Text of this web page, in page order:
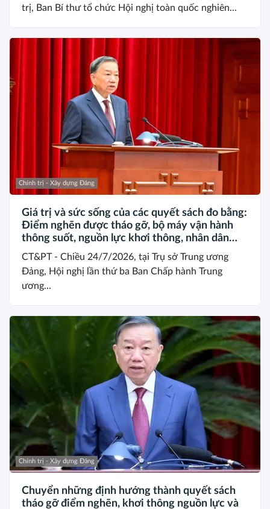
trị, Ban Bí thư tổ chức Hội nghị toàn quốc nghiên...
Chính trị - Xây dựng Đảng
Giá trị và sức sống của các quyết sách đo bằng:
Điểm nghẽn được tháo gỡ, bộ máy vận hành
thông suốt, nguồn lực khơi thông, nhân dân
được thụ hưởng thiết thực hơn*
CT&PT - Chiều 24/7/2026, tại Trụ sở Trung ương
Đảng, Hội nghị lần thứ ba Ban Chấp hành Trung
ương...
Chính trị - Xây dựng Đảng
Chuyển những định hướng thành quyết sách
tháo gỡ điểm nghẽn, khơi thông nguồn lực và